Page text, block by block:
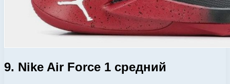
9. Nike Air Force 1 средний